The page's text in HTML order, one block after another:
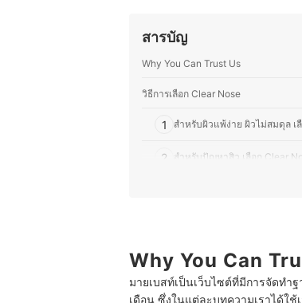
สารบัญ
Why You Can Trust Us
วิธีการเลือก Clear Nose
1 สำหรับผิวแพ้ง่าย ผิวไม่สมดุล เ
2 สำหรับปัญหาสิว เลือก Clear
5 ต้องการเมคอัพสำหรับคนเป็นสิ
10 Clear Nose ตัวไหนดี เคลียร์โนส ตั
Why You Can
มายเบสท์เป็นเว็บไซต์ที่มีการจัดท
เดือน ซึ่งในแต่ละบทความเราได้ใ